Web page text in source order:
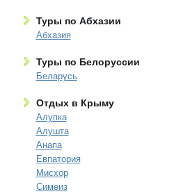
Туры по Абхазии
Абхазия
Туры по Белоруссии
Беларусь
Отдых в Крыму
Алупка
Алушта
Анапа
Евпатория
Мисхор
Симеиз